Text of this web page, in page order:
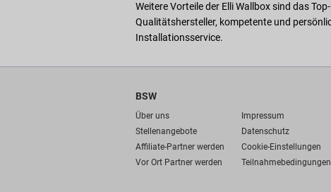
Weitere Vorteile der Elli Wallbox sind das
Qualitätshersteller, kompetente und
Installationsservice.
BSW
Über uns
Impressum
Stellenangebote
Datenschutz
Affiliate-Partner werden
Cookie-Einstellungen
Vor Ort Partner werden
Teilnahmebedingungen